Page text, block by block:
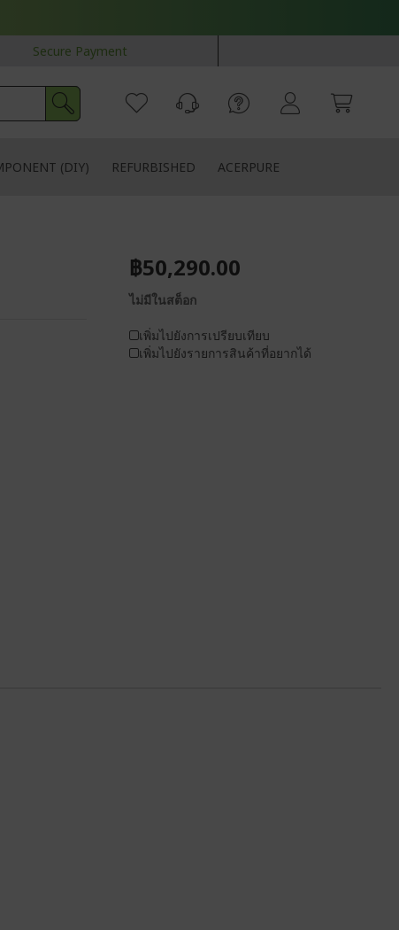
Secure Payment
(DIY) REFURBISHED ACERPURE
฿50,290.00
ไม่มีในสต็อก
เพิ่มไปยังการเปรียบเทียบ
เพิ่มไปยังรายการสินค้าที่อยากได้